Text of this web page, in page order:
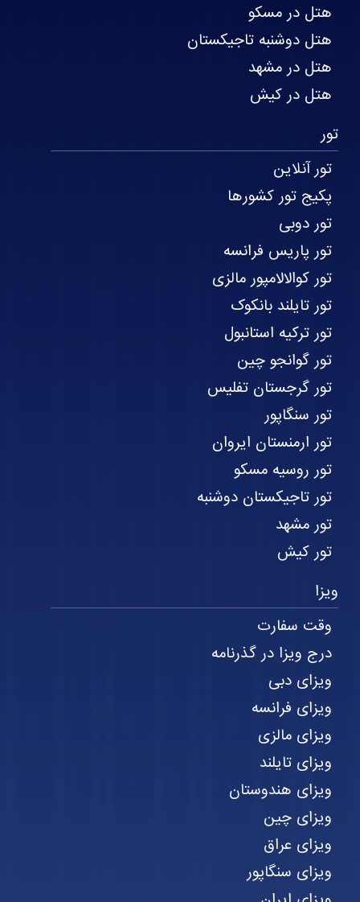
هتل در مسکو
هتل دوشنبه تاجیکستان
هتل در مشهد
هتل در کیش
تور
تور آنلاین
پکیج تور کشورها
تور دوبی
تور پاریس فرانسه
تور کوالالامپور مالزی
تور تایلند بانکوک
تور ترکیه استانبول
تور گوانجو چین
تور گرجستان تفلیس
تور سنگاپور
تور ارمنستان ایروان
تور روسیه مسکو
تور تاجیکستان دوشنبه
تور مشهد
تور کیش
ویزا
وقت سفارت
درج ویزا در گذرنامه
ویزای دبی
ویزای فرانسه
ویزای مالزی
ویزای تایلند
ویزای هندوستان
ویزای چین
ویزای عراق
ویزای سنگاپور